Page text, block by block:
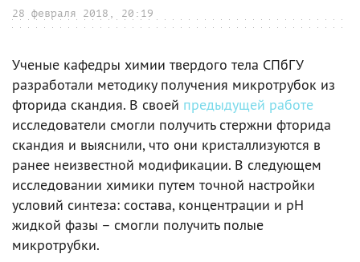
28 февраля 2018, 20:19
Ученые кафедры химии твердого тела СПбГУ
разработали методику получения микротрубок из
фторида скандия. В своей предыдущей работе
исследователи смогли получить стержни фторида
скандия и выяснили, что они кристаллизуются в
ранее неизвестной модификации. В следующем
исследовании химики путем точной настройки
условий синтеза: состава, концентрации и рН
жидкой фазы – смогли получить полые
микротрубки.